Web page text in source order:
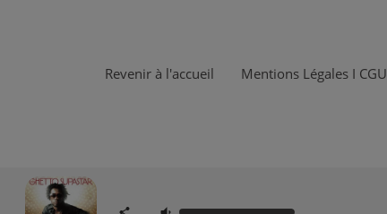
Revenir à l'accueil Mentions Légales I CGU